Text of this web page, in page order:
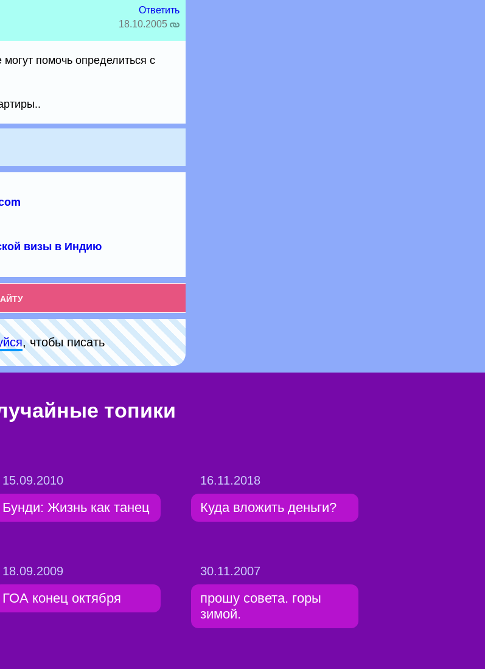
Ответить
18.10.2005
помочь определиться с
визы в Индию
, чтобы писать
топики
15.09.2010
Бунди: Жизнь как танец
16.11.2018
Куда вложить деньги?
18.09.2009
ГОА конец октября
30.11.2007
прошу совета. горы
зимой.